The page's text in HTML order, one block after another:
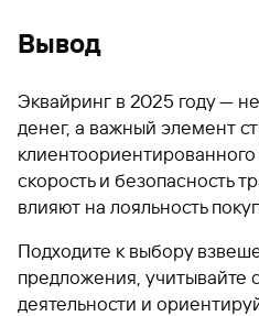
Вывод
Эквайринг в 2025 году —
денег, а важный элемент
клиентоориентированного
скорость и безопасность
влияют на лояльность
Подходите к выбору
предложения, учитывайте
деятельности и